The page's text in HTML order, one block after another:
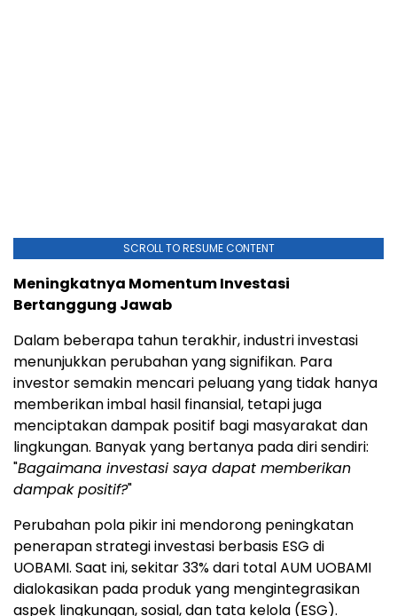
SCROLL TO RESUME CONTENT
Meningkatnya Momentum Investasi
Bertanggung Jawab
Dalam beberapa tahun terakhir, industri investasi
menunjukkan perubahan yang signifikan. Para
investor semakin mencari peluang yang tidak hanya
memberikan imbal hasil finansial, tetapi juga
menciptakan dampak positif bagi masyarakat dan
lingkungan. Banyak yang bertanya pada diri sendiri:
"Bagaimana investasi saya dapat memberikan
dampak positif?"
Perubahan pola pikir ini mendorong peningkatan
penerapan strategi investasi berbasis ESG di
UOBAMI. Saat ini, sekitar 33% dari total AUM UOBAMI
dialokasikan pada produk yang mengintegrasikan
aspek lingkungan, sosial, dan tata kelola (ESG).